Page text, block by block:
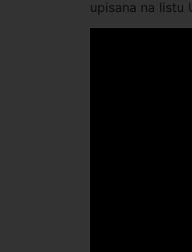
upisana na listu